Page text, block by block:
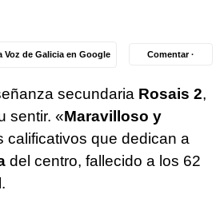
Voz de Galicia en Google Comentar ·
secundariaRosais 2,
sentir. «Maravilloso y
calificativos que dedican a
del centro, fallecido a los 62